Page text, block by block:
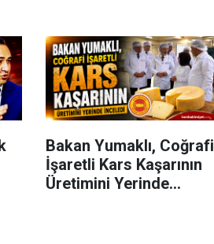
Bakan Yumaklı, Coğrafi
İşaretli Kars Kaşarının
Üretimini Yerinde